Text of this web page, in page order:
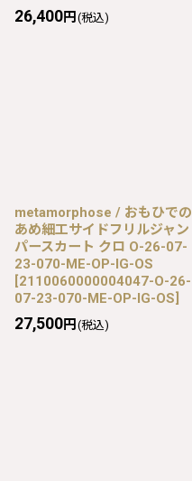
26,400円 (税込)
metamorphose / おもひでの
あめ細工サイドフリルジャン
パースカート クロ O-26-07-
23-070-ME-OP-IG-OS
[2110060000004047-O-26-
07-23-070-ME-OP-IG-OS]
27,500円 (税込)